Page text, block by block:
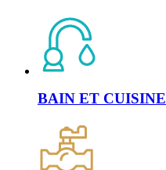
BAIN ET CUISINE